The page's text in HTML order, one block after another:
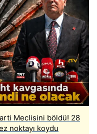
Meclisini böldü! 28
noktayı koydu